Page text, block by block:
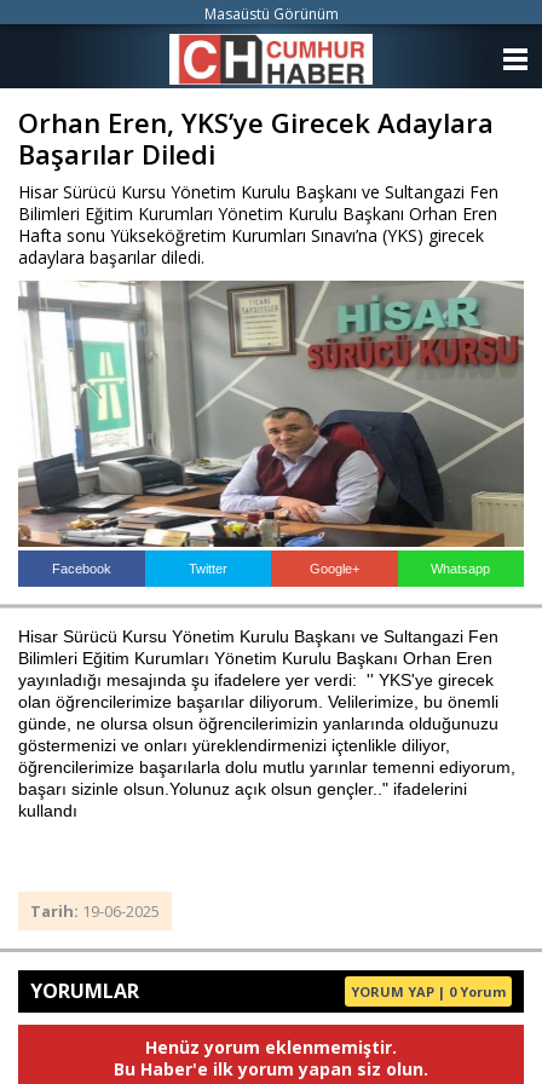
Orhan Eren, YKS’ye Girecek Adaylara
Başarılar Diledi
Hisar Sürücü Kursu Yönetim Kurulu Başkanı ve Sultangazi Fen
Bilimleri Eğitim Kurumları Yönetim Kurulu Başkanı Orhan Eren
Hafta sonu Yükseköğretim Kurumları Sınavı’na (YKS) girecek
adaylara başarılar diledi.
Facebook Twitter Google+ Whatsapp
Hisar Sürücü Kursu Yönetim Kurulu Başkanı ve Sultangazi Fen
Bilimleri Eğitim Kurumları Yönetim Kurulu Başkanı Orhan Eren
yayınladığı mesajında şu ifadelere yer verdi: '' YKS'ye girecek
olan öğrencilerimize başarılar diliyorum. Velilerimize, bu önemli
günde, ne olursa olsun öğrencilerimizin yanlarında olduğunuzu
göstermenizi ve onları yüreklendirmenizi içtenlikle diliyor,
öğrencilerimize başarılarla dolu mutlu yarınlar temenni ediyorum,
başarı sizinle olsun.Yolunuz açık olsun gençler.." ifadelerini
kullandı
Tarih: 19-06-2025
YORUMLAR YORUM YAP | 0 Yorum
Henüz yorum eklenmemiştir.
Bu Haber'e ilk yorum yapan siz olun.
Masaüstü Görünüm
KATEGORİLER
ANKETLER
FOTO GALERİ
VİDEO GALERİ
KÜNYE
İLETİŞİM
Haberin Doğru Adresi.